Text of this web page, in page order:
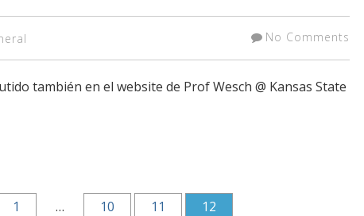
No Comments
también en el website de Prof Wesch @ Kansas State
1 … 10 11 12